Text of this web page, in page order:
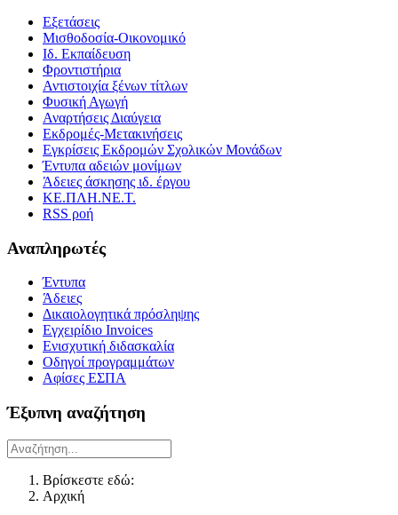
Εξετάσεις
Μισθοδοσία-Οικονομικό
Ιδ. Εκπαίδευση
Φροντιστήρια
Αντιστοιχία ξένων τίτλων
Φυσική Αγωγή
Αναρτήσεις Διαύγεια
Εκδρομές-Μετακινήσεις
Εγκρίσεις Εκδρομών Σχολικών Μονάδων
Έντυπα αδειών μονίμων
Άδειες άσκησης ιδ. έργου
ΚΕ.ΠΛΗ.ΝΕ.Τ.
RSS ροή
Αναπληρωτές
Έντυπα
Άδειες
Δικαιολογητικά πρόσληψης
Εγχειρίδιο Invoices
Ενισχυτική διδασκαλία
Οδηγοί προγραμμάτων
Αφίσες ΕΣΠΑ
Έξυπνη αναζήτηση
Βρίσκεστε εδώ:
Αρχική